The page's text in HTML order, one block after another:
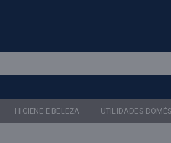
HIGIENE E BELEZA UTILIDADES